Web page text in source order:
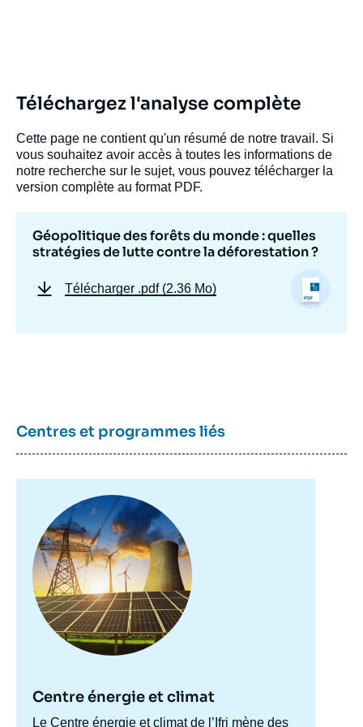
Téléchargez l'analyse complète
Cette page ne contient qu'un résumé de notre travail. Si
vous souhaitez avoir accès à toutes les informations de
notre recherche sur le sujet, vous pouvez télécharger la
version complète au format PDF.
Géopolitique des forêts du monde : quelles
stratégies de lutte contre la déforestation ?
Télécharger .pdf (2.36 Mo)
Centres et programmes liés
principale
Centre énergie et climat
Accroche
Le Centre énergie et climat de l’Ifri mène des